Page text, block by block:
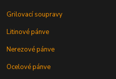
Grilovací soupravy
Litinové pánve
Nerezové pánve
Ocelové pánve